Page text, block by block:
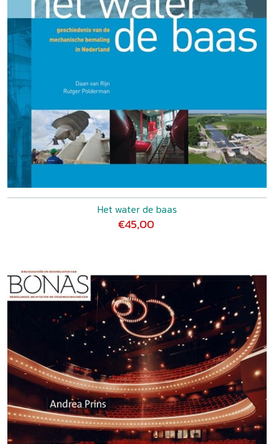
Het water de baas
€45,00